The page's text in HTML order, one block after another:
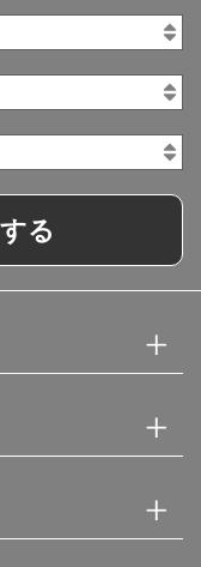
る